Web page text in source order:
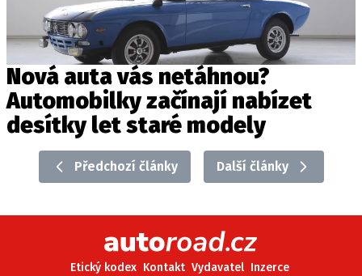
Nová auta vás netáhnou?
Automobilky začínají nabízet
desítky let staré modely
Předchozí články Další články
Etický kodex Kontakt Vydavatel Inzerce